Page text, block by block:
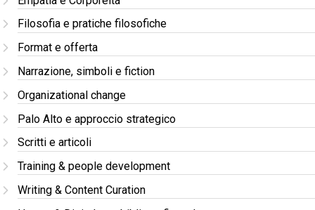
Filosofia e pratiche filosofiche
Format e offerta
Narrazione, simboli e fiction
Organizational change
Palo Alto e approccio strategico
Scritti e articoli
Training & people development
Writing & Content Curation